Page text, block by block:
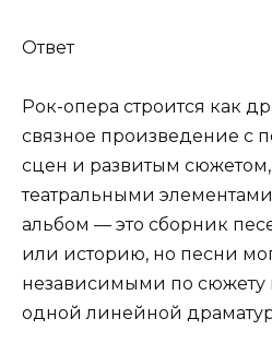
Ответ
Рок-опера строится как
связное произведение с
сцен и развитым сюжетом,
театральными
альбом — это сборник
или историю, но песни
независимыми по сюжету
одной линейной